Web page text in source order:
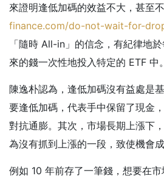
來證明逢低加碼的效益不大，甚至
finance.com/do-not-wait-for-
「隨時 All-in」的信念，有紀律地
來的錢一次性地投入特定的 ETF 中。
陳逸朴認為，逢低加碼沒有益處是
要逢低加碼，代表手中保留了現金
對抗通膨。其次，市場長期上漲下
為沒有抓到上漲的一段，致使機會成
例如 10 年前存了一筆錢，想要在市